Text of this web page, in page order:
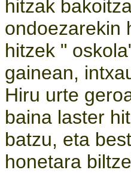
hitzak
ondoezarekin
hitzek "
gainean,
Hiru urte
baina laster
batzu, eta
honetara